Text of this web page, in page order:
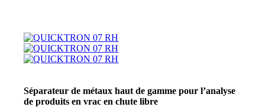
Séparateur de métaux haut de gamme pour l’analyse
de produits en vrac en chute libre